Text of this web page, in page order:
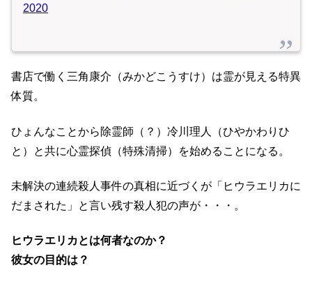
2020
書店で働く三角康介（みかどこうすけ）は霊が見える特異
体質。
ひょんなことから除霊師（？）冷川理人（ひやかわりひ
と）と共に心霊探偵（特殊清掃）を始めることになる。
未解決の連続殺人事件の真相に近づくが「ヒウラエリカに
だまされた」と言い残す殺人犯の声が・・・。
ヒウラエリカとは何者なのか？
彼女の目的は？